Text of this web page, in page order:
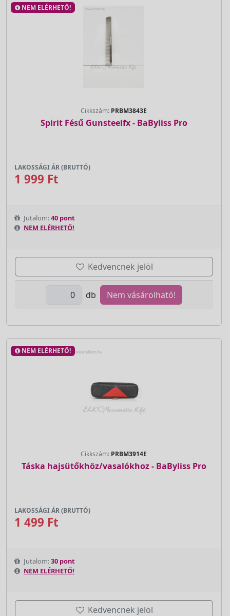
NEM ELÉRHETŐ!
Cikkszám: PRBM3843E
Spirit Fésű Gunsteelfx - BaByliss Pro
LAKOSSÁGI ÁR (BRUTTÓ)
1 999 Ft
Jutalom:40 pont
NEM ELÉRHETŐ!
Kedvencnek jelöl
db Nem vásárolható!
NEM ELÉRHETŐ!
Cikkszám: PRBM3914E
Táska hajsütőkhöz/vasalókhoz - BaByliss Pro
LAKOSSÁGI ÁR (BRUTTÓ)
1 499 Ft
Jutalom:30 pont
NEM ELÉRHETŐ!
Kedvencnek jelöl